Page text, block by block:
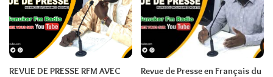
REVUE DE PRESSE RFM AVEC
Revue de Presse en Français du